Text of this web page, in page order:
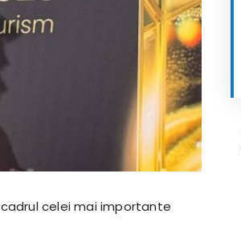
celei mai importante